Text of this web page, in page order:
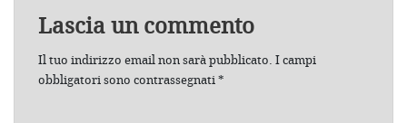
Lascia un commento
Il tuo indirizzo email non sarà pubblicato. I campi
obbligatori sono contrassegnati*